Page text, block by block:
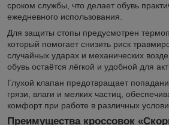
сроком службы, что делает обувь
ежедневного использования.
Для защиты стопы предусмотрен
который помогает снизить риск
случайных ударах и механических
обувь остаётся лёгкой и удобной для
Глухой клапан предотвращает
грязи, влаги и мелких частиц,
комфорт при работе в различных
Преимущества кроссовок